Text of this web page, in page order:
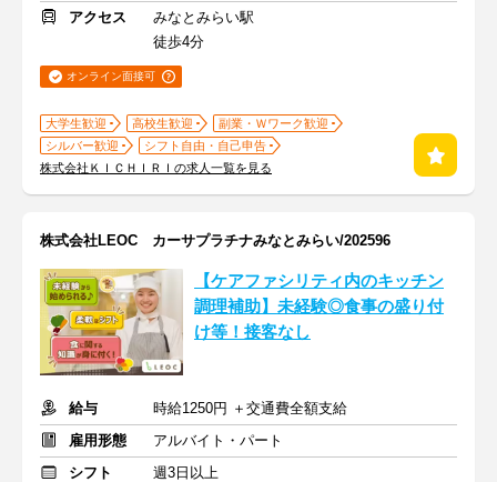
アクセス
みなとみらい駅
徒歩4分
オンライン面接可
大学生歓迎 高校生歓迎
副業・Ｗワーク歓迎
シルバー歓迎
シフト自由・自己申告
株式会社ＫＩＣＨＩＲＩの求人一覧を見る
株式会社LEOC カーサプラチナみなとみらい/202596
【ケアファシリティ内のキッチン
調理補助】未経験◎食事の盛り付
け等！接客なし
給与
時給1250円 ＋交通費全額支給
雇用形態
アルバイト・パート
シフト
週3日以上